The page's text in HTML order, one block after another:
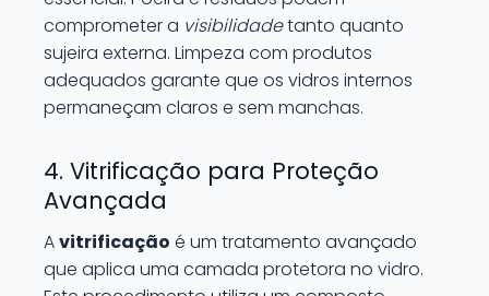
comprometer a visibilidadetanto quanto
sujeira externa. Limpeza com produtos
adequados garante que os vidros internos
permaneçam claros e sem manchas.
4. Vitrificação para Proteção
Avançada
Avitrificação é um tratamento avançado
que aplica uma camada protetora no vidro.